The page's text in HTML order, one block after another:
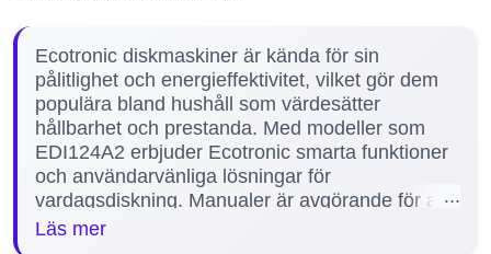
Ecotronic diskmaskiner är kända för sin
pålitlighet och energieffektivitet, vilket gör dem
populära bland hushåll som värdesätter
hållbarhet och prestanda. Med modeller som
EDI124A2 erbjuder Ecotronic smarta funktioner
och användarvänliga lösningar för
vardagsdiskning. Manualer är avgörande för att
säkerställa korrekt installation, användning och
Läs mer